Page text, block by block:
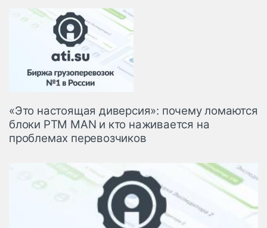
«Это настоящая диверсия»: почему ломаются
блоки PTM MAN и кто наживается на
проблемах перевозчиков